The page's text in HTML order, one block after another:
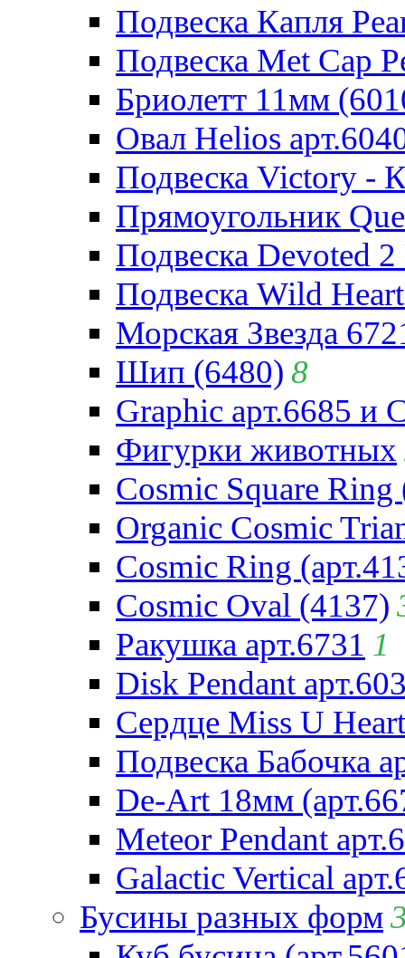
Подвеска Капля
Подвеска Met Cap
Бриолетт 11мм
Овал Helios
Подвеска Victory -
Прямоугольник
Подвеска Devoted
Подвеска Wild
Морская Звезда
Шип (6480) 8
Graphic арт.6685 и
Фигурки животных
Cosmic Square Ring
Organic Cosmic
Cosmic Ring
Cosmic Oval (4137)
Ракушка арт.6731 1
Disk Pendant
Сердце Miss U
Подвеска Бабочка
De-Art 18мм
Meteor Pendant
Galactic Vertical
Бусины разных форм